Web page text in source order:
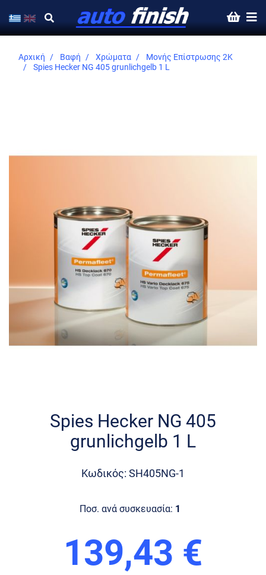
Αρχική Βαφή Χρώματα
Μονής Επίστρωσης 2K
Spies Hecker NG 405 grunlichgelb 1 L
Spies Hecker NG 405
grunlichgelb 1 L
Κωδικός: SH405NG-1
Ποσ. ανά συσκευασία: 1
139,43 €